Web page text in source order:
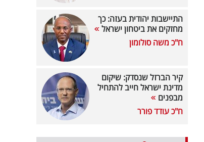
התיישבות יהודית בעזה: כך
מחזקים את ביטחון ישראל
ח"כ משה סולומון
קיר הברזל שנסדק: שיקום
מדינת ישראל חייב להתחיל
מבפנים
ח"כ עודד פורר